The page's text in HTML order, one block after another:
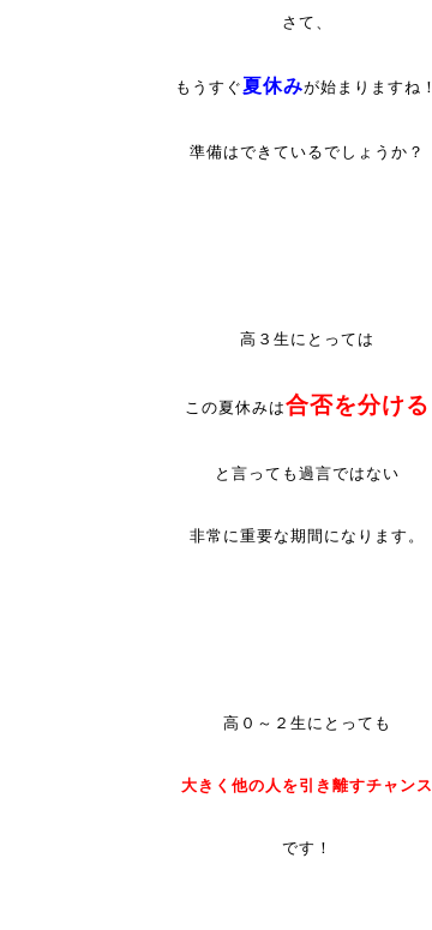
さて、
もうすぐ夏休みが始まりますね！
準備はできているでしょうか？
高３生にとっては
この夏休みは合否を分ける
と言っても過言ではない
非常に重要な期間になります。
高０～２生にとっても
大きく他の人を引き離すチャンス
です！